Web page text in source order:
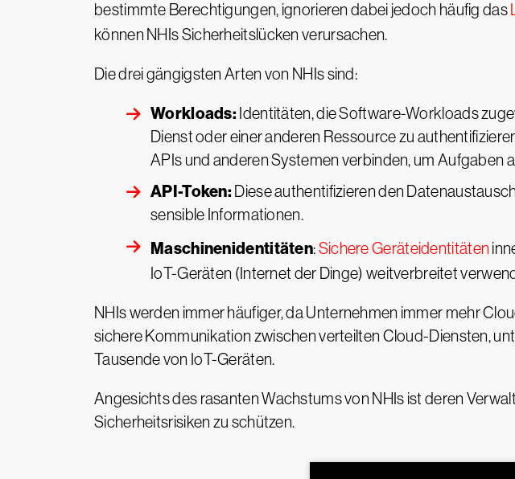
bestimmte Berechtigungen, ignorieren dabei jedoch häufig das
können NHIs Sicherheitslücken verursachen.
Die drei gängigsten Arten von NHIs sind:
Workloads: Identitäten, die Software-Workloads
Dienst oder einer anderen Ressource zu
APIs und anderen Systemen verbinden, um Aufgaben
API-Token: Diese authentifizieren den
sensible Informationen.
Maschinenidentitäten:Sichere Geräteidentitäten
IoT-Geräten (Internet der Dinge) weitverbreitet
NHIs werden immer häufiger, da Unternehmen immer mehr
sichere Kommunikation zwischen verteilten Cloud-Diensten,
Tausende von IoT-Geräten.
Angesichts des rasanten Wachstums von NHIs ist deren
Sicherheitsrisiken zu schützen.